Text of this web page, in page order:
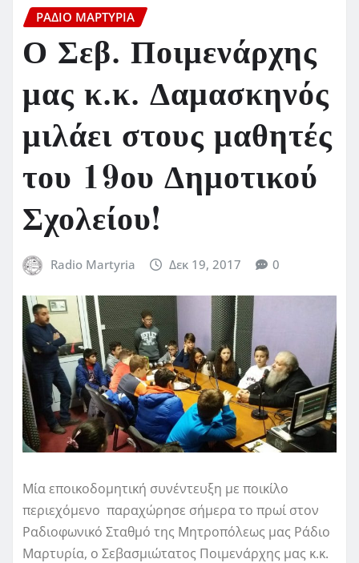
ΡΆΔΙΟ ΜΑΡΤΥΡΊΑ
Ο Σεβ. Ποιμενάρχης
μας κ.κ. Δαμασκηνός
μιλάει στους μαθητές
του 19ου Δημοτικού
Σχολείου!
Radio Martyria Δεκ 19, 2017 0
Μία εποικοδομητική συνέντευξη με ποικίλο
περιεχόμενο παραχώρησε σήμερα το πρωί στον
Ραδιοφωνικό Σταθμό της Μητροπόλεως μας Ράδιο
Μαρτυρία, ο Σεβασμιώτατος Ποιμενάρχης μας κ.κ.